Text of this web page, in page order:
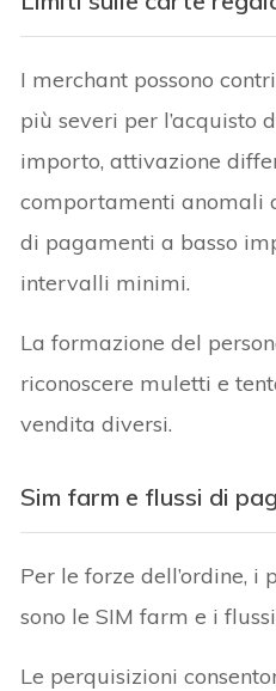
I merchant possono
più severi per l’acquisto
importo, attivazione
comportamenti anomali
di pagamenti a basso
intervalli minimi.
La formazione del
riconoscere muletti e
vendita diversi.
Sim farm e flussi di
Per le forze dell’ordine,
sono le SIM farm e i
Le perquisizioni